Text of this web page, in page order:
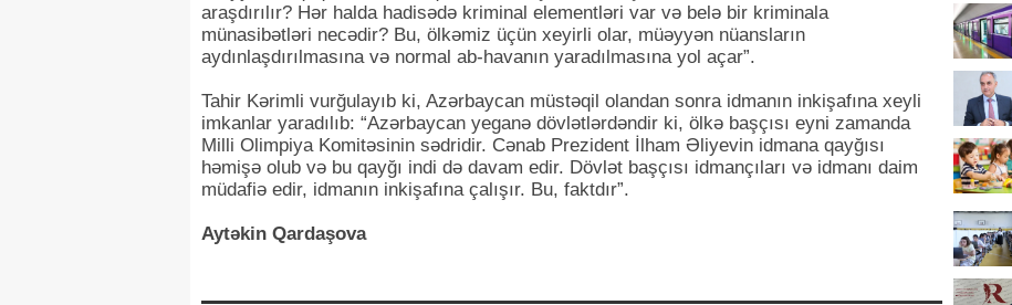
araşdırılır? Hər halda hadisədə kriminal elementləri var və belə bir kriminala
münasibətləri necədir? Bu, ölkəmiz üçün xeyirli olar, müəyyən nüansların
aydınlaşdırılmasına və normal ab-havanın yaradılmasına yol açar”.
Tahir Kərimli vurğulayıb ki, Azərbaycan müstəqil olandan sonra idmanın inkişafına xeyli
imkanlar yaradılıb: “Azərbaycan yeganə dövlətlərdəndir ki, ölkə başçısı eyni zamanda
Milli Olimpiya Komitəsinin sədridir. Cənab Prezident İlham Əliyevin idmana qayğısı
həmişə olub və bu qayğı indi də davam edir. Dövlət başçısı idmançıları və idmanı daim
müdafiə edir, idmanın inkişafına çalışır. Bu, faktdır”.
Aytəkin Qardaşova